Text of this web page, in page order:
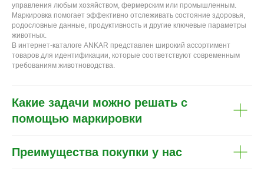
управления любым хозяйством, фермерским или промышленным.
Маркировка помогает эффективно отслеживать состояние здоровья,
родословные данные, продуктивность и другие ключевые параметры
животных.
В интернет-каталоге ANKAR представлен широкий ассортимент
товаров для идентификации, которые соответствуют современным
требованиям животноводства.
Какие задачи можно решать с
помощью маркировки
Преимущества покупки у нас